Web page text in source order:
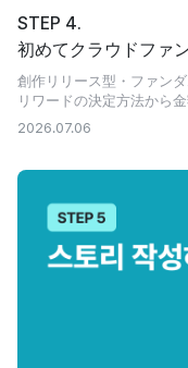
STEP 4.
初めてクラウドファ
ためのリワード設計
創作リリース型・ファン
リワードの決定方法から
2026.07.06